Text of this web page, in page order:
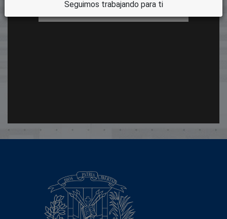
Seguimos trabajando para ti